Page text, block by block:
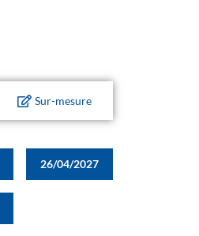
Sur-mesure
26/04/2027